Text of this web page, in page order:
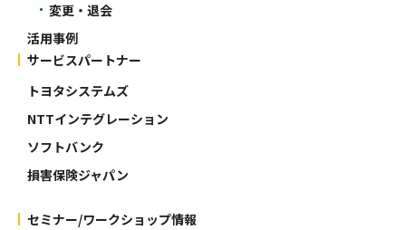
変更・退会
活用事例
サービスパートナー
トヨタシステムズ
NTTインテグレーション
ソフトバンク
損害保険ジャパン
セミナー/ワークショップ情報